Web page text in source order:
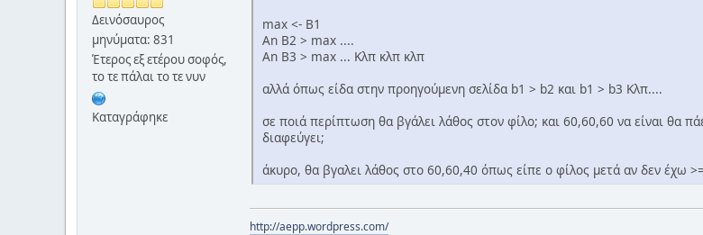
Δεινόσαυρος
μηνύματα: 831
Έτερος εξ ετέρου σοφός,
το τε πάλαι το τε νυν
Καταγράφηκε
max <- B1
An B2 > max ....
An B3 > max ... Κλπ κλπ κλπ
αλλά όπως είδα στην προηγούμενη σελίδα b1 > b2 και b1 > b3 Κλπ....
σε ποιά περίπτωση θα βγάλει λάθος στον φίλο; και 60,60,60 να είναι θα
διαφεύγει;
άκυρο, θα βγαλει λάθος στο 60,60,40 όπως είπε ο φίλος μετά αν δεν έχω >=
http://aepp.wordpress.com/